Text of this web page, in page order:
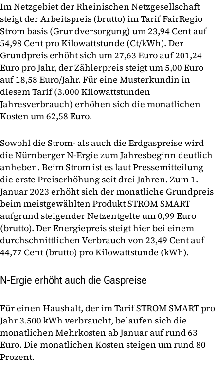
Im Netzgebiet der Rheinischen Netzgesellschaft
steigt der Arbeitspreis (brutto) im Tarif FairRegio
Strom basis (Grundversorgung) um 23,94 Cent auf
54,98 Cent pro Kilowattstunde (Ct/kWh). Der
Grundpreis erhöht sich um 27,63 Euro auf 201,24
Euro pro Jahr, der Zählerpreis steigt um 5,00 Euro
auf 18,58 Euro/Jahr. Für eine Musterkundin in
diesem Tarif (3.000 Kilowattstunden
Jahresverbrauch) erhöhen sich die monatlichen
Kosten um 62,58 Euro.
Sowohl die Strom- als auch die Erdgaspreise wird
die Nürnberger N-Ergie zum Jahresbeginn deutlich
anheben. Beim Strom ist es laut Pressemitteilung
die erste Preiserhöhung seit drei Jahren. Zum 1.
Januar 2023 erhöht sich der monatliche Grundpreis
beim meistgewählten Produkt STROM SMART
aufgrund steigender Netzentgelte um 0,99 Euro
(brutto). Der Energiepreis steigt hier bei einem
durchschnittlichen Verbrauch von 23,49 Cent auf
44,77 Cent (brutto) pro Kilowattstunde (kWh).
N-Ergie erhöht auch die Gaspreise
Für einen Haushalt, der im Tarif STROM SMART pro
Jahr 3.500 kWh verbraucht, belaufen sich die
monatlichen Mehrkosten ab Januar auf rund 63
Euro. Die monatlichen Kosten steigen um rund 80
Prozent.